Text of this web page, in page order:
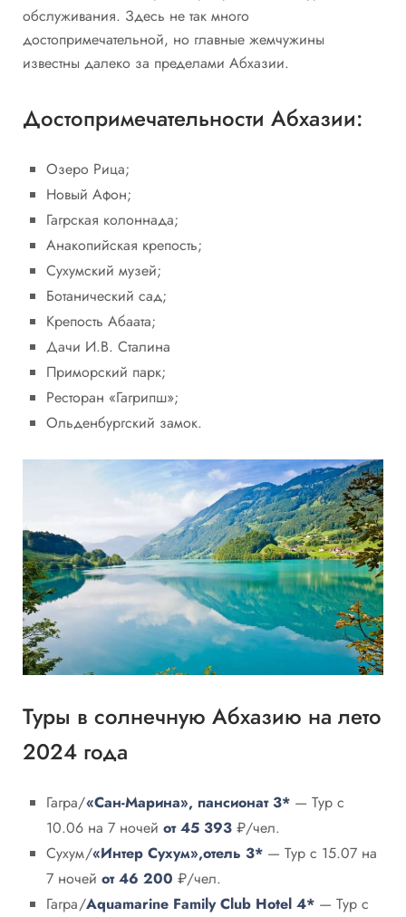
обслуживания. Здесь не так много
достопримечательной, но главные жемчужины
известны далеко за пределами Абхазии.
Достопримечательности Абхазии:
Озеро Рица;
Новый Афон;
Гагрская колоннада;
Анакопийская крепость;
Сухумский музей;
Ботанический сад;
Крепость Абаата;
Дачи И.В. Сталина
Приморский парк;
Ресторан «Гагрипш»;
Ольденбургский замок.
Туры в солнечную Абхазию на лето
2024 года
Гагра/«Сан-Марина», пансионат 3* — Тур с
10.06 на 7 ночей от 45 393 ₽/чел.
Сухум /«Интер Сухум»,отель 3* — Тур с 15.07 на
7 ночей от 46 200 ₽/чел.
Гагра /Aquamarine Family Club Hotel 4* — Тур с